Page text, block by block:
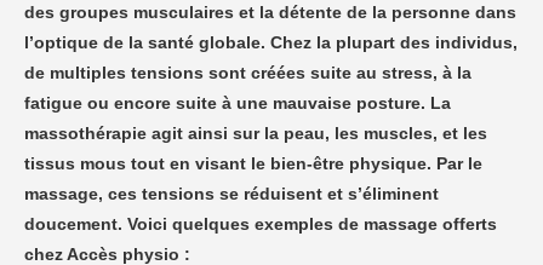
des groupes musculaires et la détente de la personne dans
l’optique de la santé globale. Chez la plupart des individus,
de multiples tensions sont créées suite au stress, à la
fatigue ou encore suite à une mauvaise posture. La
massothérapie agit ainsi sur la peau, les muscles, et les
tissus mous tout en visant le bien-être physique. Par le
massage, ces tensions se réduisent et s’éliminent
doucement. Voici quelques exemples de massage offerts
chez Accès physio :